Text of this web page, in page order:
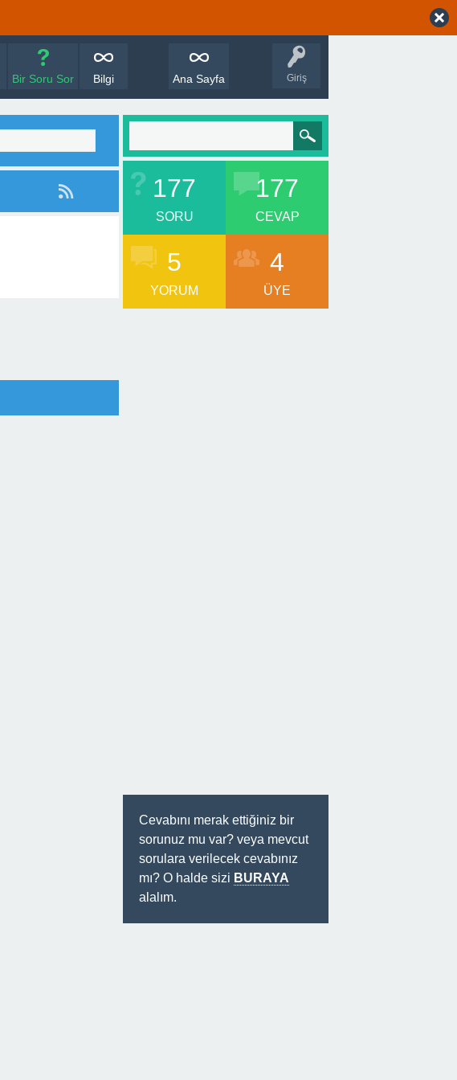
Giriş
Bir Soru Sor Bilgi Ana Sayfa
177
SORU
177
CEVAP
5
YORUM
4
ÜYE
Cevabını merak ettiğiniz bir
sorunuz mu var? veya mevcut
sorulara verilecek cevabınız
mı? O halde sizi BURAYA
alalım.